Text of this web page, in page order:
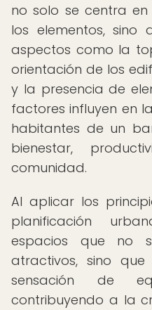
no solo se centra
los elementos, sino
aspectos como la
orientación de los
y la presencia de
factores influyen en
habitantes de un
bienestar,
comunidad.
Al aplicar los
planificación
espacios que no
atractivos, sino
sensación de
contribuyendo a la